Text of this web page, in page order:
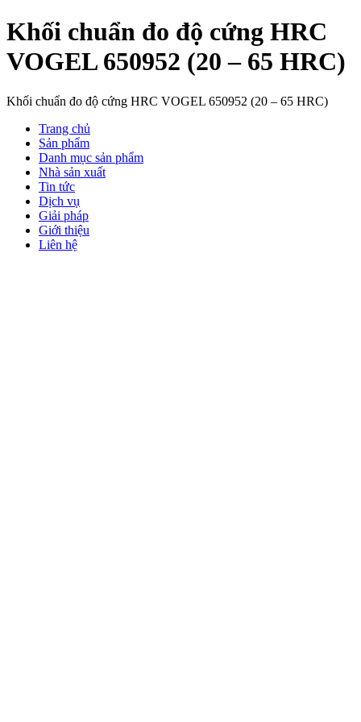
Khối chuẩn đo độ cứng HRC
VOGEL 650952 (20 – 65 HRC)
Khối chuẩn đo độ cứng HRC VOGEL 650952 (20 – 65 HRC)
Trang chủ
Sản phẩm
Danh mục sản phẩm
Nhà sản xuất
Tin tức
Dịch vụ
Giải pháp
Giới thiệu
Liên hệ